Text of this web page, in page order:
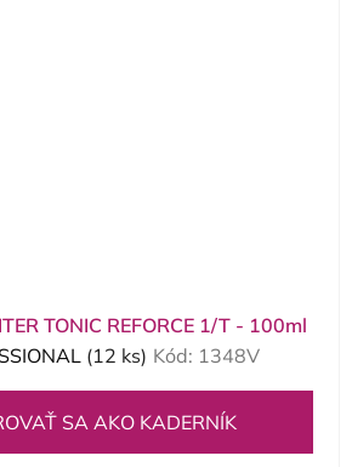
TONIC REFORCE 1/T - 100ml
(12 ks) Kód: 1348V
SA AKO KADERNÍK